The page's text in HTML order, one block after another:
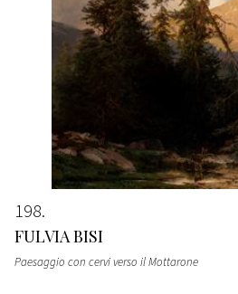
198
FULVIA BISI
Paesaggio con cervi verso il Mottarone